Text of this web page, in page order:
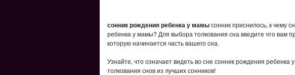
сонник рождения ребенка у мамысонник приснилось, к чему
ребенка у мамы? Для выбора толкования сна введите что вам
которую начинается часть вашего сна.
Узнайте, что означает видеть во сне сонник рождения
толкования снов из лучших сонников!